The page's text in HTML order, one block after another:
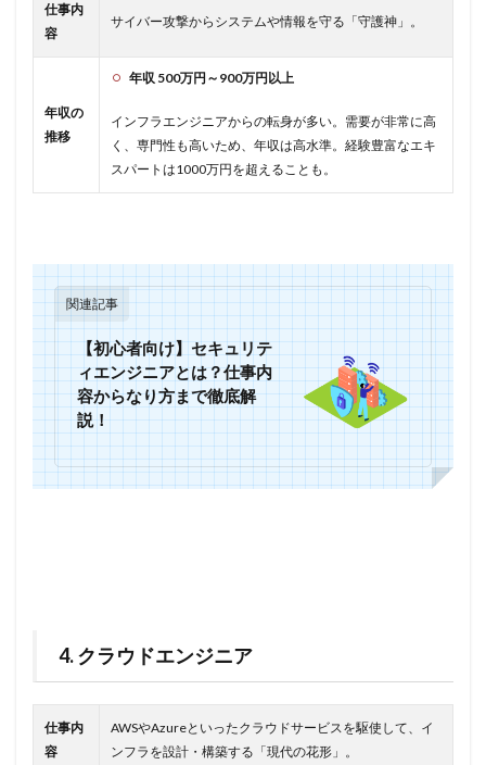
仕事内
容
サイバー攻撃からシステムや情報を守る「守護神」。
年収の
推移
年収 500万円～900万円以上
インフラエンジニアからの転身が多い。需要が非常に高
く、専門性も高いため、年収は高水準。経験豊富なエキ
スパートは1000万円を超えることも。
関連記事
【初心者向け】セキュリテ
ィエンジニアとは？仕事内
容からなり方まで徹底解
説！
4. クラウドエンジニア
仕事内
容
AWSやAzureといったクラウドサービスを駆使して、イ
ンフラを設計・構築する「現代の花形」。